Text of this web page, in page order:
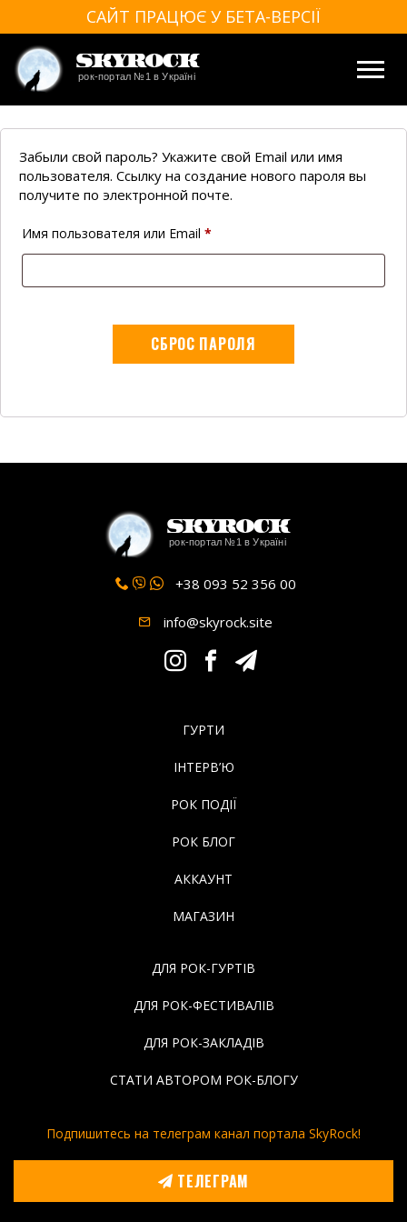
САЙТ ПРАЦЮЄ У БЕТА-ВЕРСІЇ
SkyRock
рок-портал №1 в Україні
Забыли свой пароль? Укажите свой Email или имя
пользователя. Ссылку на создание нового пароля вы
получите по электронной почте.
Имя пользователя или Email *
СБРОС ПАРОЛЯ
SkyRock
рок-портал №1 в Україні
+38 093 52 356 00
info@skyrock.site
ГУРТИ
ІНТЕРВ’Ю
РОК ПОДІЇ
РОК БЛОГ
АККАУНТ
МАГАЗИН
ДЛЯ РОК-ГУРТІВ
ДЛЯ РОК-ФЕСТИВАЛІВ
ДЛЯ РОК-ЗАКЛАДІВ
СТАТИ АВТОРОМ РОК-БЛОГУ
Подпишитесь на телеграм канал портала SkyRock!
ТЕЛЕГРАМ